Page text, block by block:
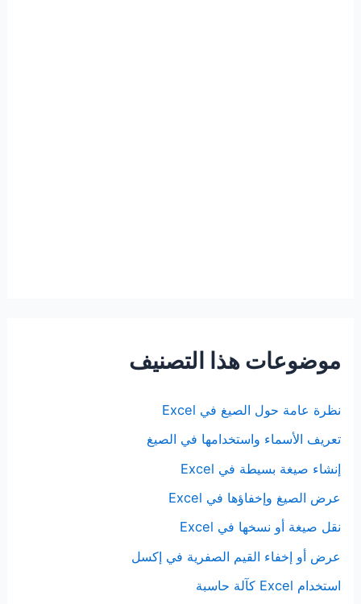
موضوعات هذا التصنيف
نظرة عامة حول الصيغ في Excel
تعريف الأسماء واستخدامها في الصيغ
إنشاء صيغة بسيطة في Excel
عرض الصيغ وإخفاؤها في Excel
نقل صيغة أو نسخها في Excel
عرض أو إخفاء القيم الصفرية في إكسل
استخدام Excel كآلة حاسبة